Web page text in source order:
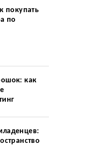
покупать
по
как